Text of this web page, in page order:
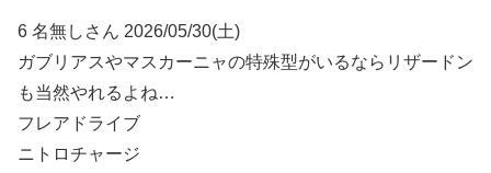
6 名無しさん 2026/05/30(土)
ガブリアスやマスカーニャの特殊型がいるならリザードン
も当然やれるよね…
フレアドライブ
ニトロチャージ